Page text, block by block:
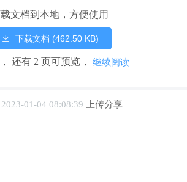
服务器和
行处理，实时监测降雨量信息，根据水 位及图
预警。 系统功能 多中心多级监
/县水利局同步监测，更准确、更有效地对库区
持超警戒水位、雨量自动报
历史数据。
文档到本地，方便使用
下载文档 (462.50 KB)
还有 2 页可预览， 继续阅读
2023-01-04 08:08:39 上传分享